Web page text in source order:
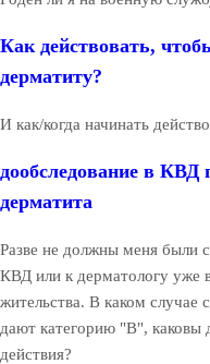
Как действовать,
дерматиту?
И как/когда начинать
дообследование в КВД
дерматита
Разве не должны меня были
КВД или к дерматологу уже
жительства. В каком случае
дают категорию "В",
действия?